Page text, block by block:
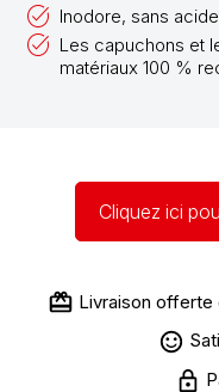
Inodore, sans
Les capuchons et
matériaux 100 %
Cliquez ici
Livraison